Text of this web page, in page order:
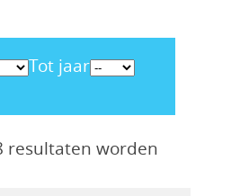
Tot jaar
resultaten worden